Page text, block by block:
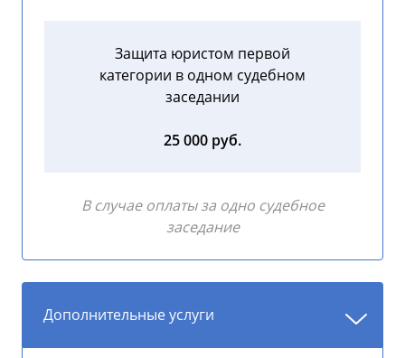
Защита юристом первой
категории в одном судебном
заседании
25 000 руб.
В случае оплаты за одно судебное
заседание
Дополнительные услуги